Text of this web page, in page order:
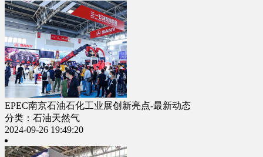
EPEC南京石油石化工业展创新亮点-最新动态
分类：石油天然气
2024-09-26 19:49:20